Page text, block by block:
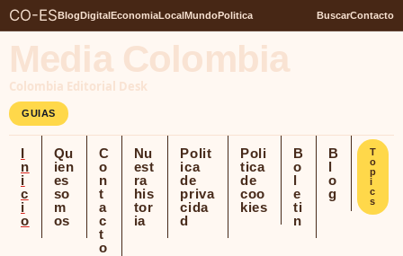
CO-ESBlogDigitalEconomiaLocalMundoPolitica BuscarContacto
Media Colombia
Colombia Editorial Desk
GUIAS
I
n
i
c
i
o
Qu
ien
es
so
m
os
C
o
n
t
a
c
t
o
Nu
est
ra
his
tor
ia
Polit
ica
de
priva
cida
d
Poli
tica
de
coo
kies
B
o
l
e
ti
n
B
l
o
g
T
o
p
i
c
s